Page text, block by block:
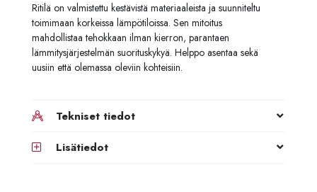
Ritilä on valmistettu kestävistä materiaaleista ja suunniteltu
toimimaan korkeissa lämpötiloissa. Sen mitoitus
mahdollistaa tehokkaan ilman kierron, parantaen
lämmitysjärjestelmän suorituskykyä. Helppo asentaa sekä
uusiin että olemassa oleviin kohteisiin.
Tekniset tiedot
Lisätiedot